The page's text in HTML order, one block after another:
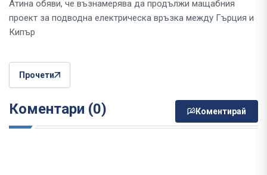
Атина обяви, че възнамерява да продължи мащабния
проект за подводна електрическа връзка между Гърция и
Кипър
Прочети
Коментари (0) Коментирай